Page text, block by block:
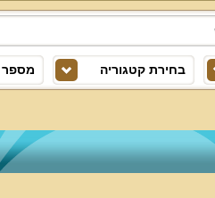
בחירת קטגוריה מספר